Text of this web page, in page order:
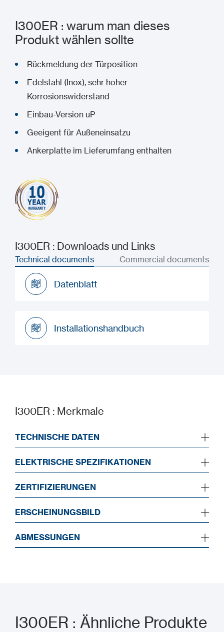
I300ER : warum man dieses
Produkt wählen sollte
Rückmeldung der Türposition
Edelstahl (Inox), sehr hoher
Korrosionswiderstand
Einbau-Version uP
Geeigent für Außeneinsatzu
Ankerplatte im Lieferumfang enthalten
I300ER : Downloads und Links
Technical documents Commercial documents
Datenblatt
Installationshandbuch
I300ER : Merkmale
TECHNISCHE DATEN
ELEKTRISCHE SPEZIFIKATIONEN
ZERTIFIZIERUNGEN
ERSCHEINUNGSBILD
ABMESSUNGEN
I300ER : Ähnliche Produkte